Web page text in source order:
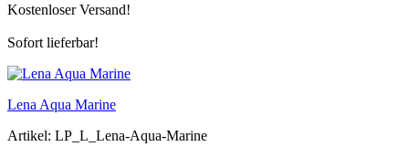
Kostenloser Versand!
Sofort lieferbar!
Lena Aqua Marine
Artikel: LP_L_Lena-Aqua-Marine